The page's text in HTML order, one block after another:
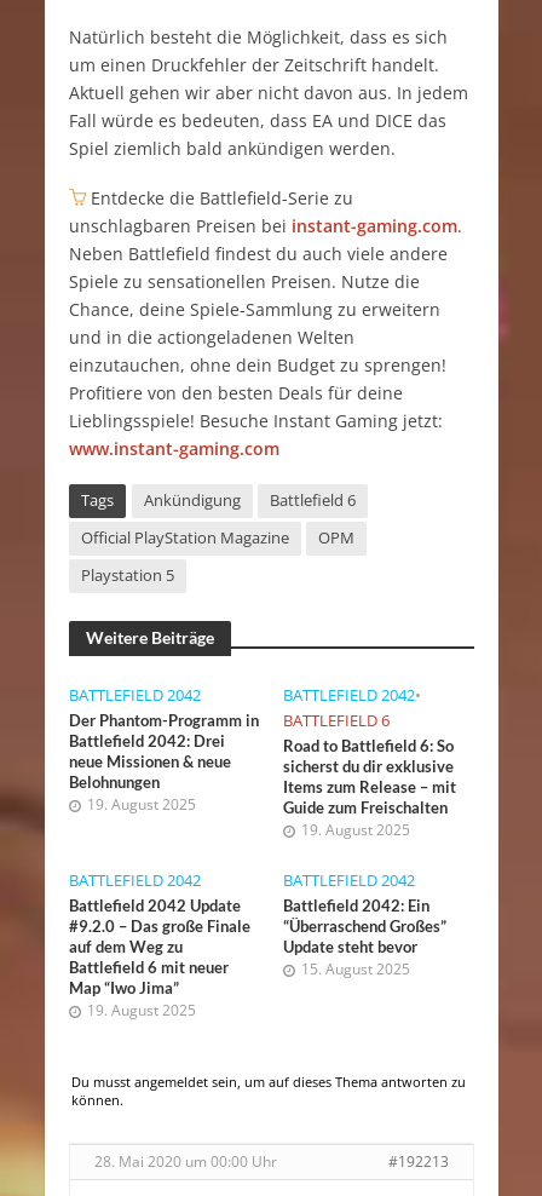
Natürlich besteht die Möglichkeit, dass es sich
um einen Druckfehler der Zeitschrift handelt.
Aktuell gehen wir aber nicht davon aus. In jedem
Fall würde es bedeuten, dass EA und DICE das
Spiel ziemlich bald ankündigen werden.
Entdecke die Battlefield-Serie zu
unschlagbaren Preisen bei instant-gaming.com.
Neben Battlefield findest du auch viele andere
Spiele zu sensationellen Preisen. Nutze die
Chance, deine Spiele-Sammlung zu erweitern
und in die actiongeladenen Welten
einzutauchen, ohne dein Budget zu sprengen!
Profitiere von den besten Deals für deine
Lieblingsspiele! Besuche Instant Gaming jetzt:
www.instant-gaming.com
Tags Ankündigung
Battlefield 6
Official PlayStation Magazine
OPM
Playstation 5
Weitere Beiträge
BATTLEFIELD 2042
Der Phantom-Programm in
Battlefield 2042: Drei
neue Missionen & neue
Belohnungen
19. August 2025
BATTLEFIELD 2042•
BATTLEFIELD 6
Road to Battlefield 6: So
sicherst du dir exklusive
Items zum Release – mit
Guide zum Freischalten
19. August 2025
BATTLEFIELD 2042
Battlefield 2042 Update
#9.2.0 – Das große Finale
auf dem Weg zu
Battlefield 6 mit neuer
Map “Iwo Jima”
19. August 2025
BATTLEFIELD 2042
Battlefield 2042: Ein
“Überraschend Großes”
Update steht bevor
15. August 2025
Du musst angemeldet sein, um auf dieses Thema antworten zu
können.
28. Mai 2020 um 00:00 Uhr #192213